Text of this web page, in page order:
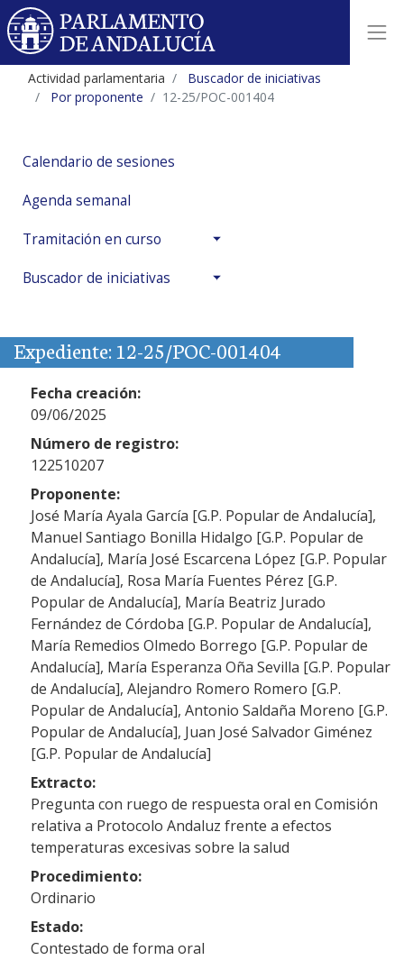
Actividad parlamentaria
Buscador de iniciativas
Por proponente
12-25/POC-001404
Calendario de sesiones
Agenda semanal
Tramitación en curso
Buscador de iniciativas
Expediente: 12-25/POC-001404
Fecha creación:
09/06/2025
Número de registro:
122510207
Proponente:
José María Ayala García [G.P. Popular de Andalucía],
Manuel Santiago Bonilla Hidalgo [G.P. Popular de
Andalucía], María José Escarcena López [G.P. Popular
de Andalucía], Rosa María Fuentes Pérez [G.P.
Popular de Andalucía], María Beatriz Jurado
Fernández de Córdoba [G.P. Popular de Andalucía],
María Remedios Olmedo Borrego [G.P. Popular de
Andalucía], María Esperanza Oña Sevilla [G.P. Popular
de Andalucía], Alejandro Romero Romero [G.P.
Popular de Andalucía], Antonio Saldaña Moreno [G.P.
Popular de Andalucía], Juan José Salvador Giménez
[G.P. Popular de Andalucía]
Extracto:
Pregunta con ruego de respuesta oral en Comisión
relativa a Protocolo Andaluz frente a efectos
temperaturas excesivas sobre la salud
Procedimiento:
Ordinario
Estado:
Contestado de forma oral